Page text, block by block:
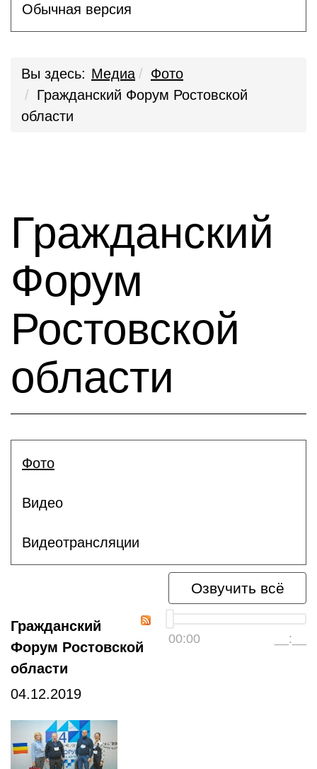
Обычная версия
Вы здесь: Медиа
Фото
Гражданский Форум Ростовской
области
Гражданский
Форум
Ростовской
области
Фото
Видео
Видеотрансляции
Озвучить всё
00:00 __:__
Гражданский
Форум Ростовской
области
04.12.2019